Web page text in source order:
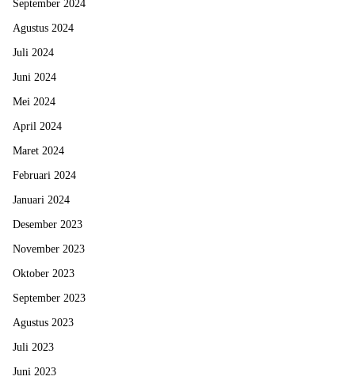
September 2024
Agustus 2024
Juli 2024
Juni 2024
Mei 2024
April 2024
Maret 2024
Februari 2024
Januari 2024
Desember 2023
November 2023
Oktober 2023
September 2023
Agustus 2023
Juli 2023
Juni 2023